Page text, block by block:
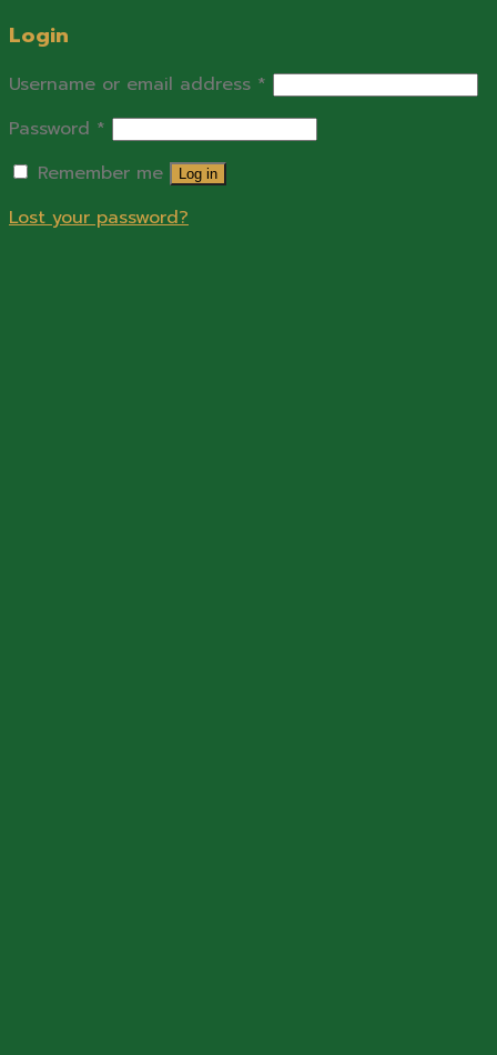
Login
Username or email address *
Password *
Remember me
Log in
Lost your password?